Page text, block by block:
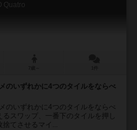
Quatro
のいずれかに4つのタイルをならべ
のいずれかに4つのタイルをならべ
スワップ、一番下のタイルを押し
捨てさせるマイ...